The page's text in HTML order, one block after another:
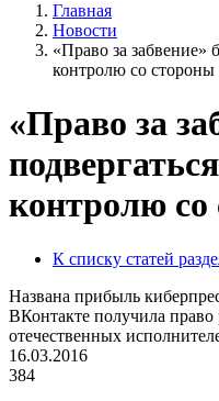
Главная
Новости
«Право за забвение»
контролю со стороны
«Право за
контролю со
К списку статей
Названа прибыль
ВКонтакте получила
отечественных
16.03.2016
384